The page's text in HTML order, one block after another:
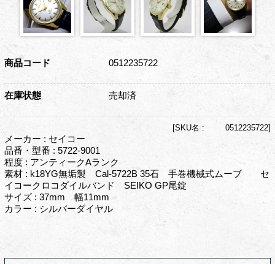
商品コード 0512235722
在庫状態 売却済
[SKU名 : 0512235722]
メーカー : セイコー
品番・型番 : 5722-9001
程度 : アンティークAランク
素材 : k18YG無垢製 Cal-5722B 35石 手巻機械式ムーブ セ
イコークロコダイルバンド SEIKO GP尾錠
サイズ : 37mm 幅11mm
カラー : シルバーダイヤル